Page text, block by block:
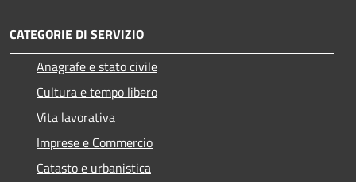
CATEGORIE DI SERVIZIO
Anagrafe e stato civile
Cultura e tempo libero
Vita lavorativa
Imprese e Commercio
Catasto e urbanistica